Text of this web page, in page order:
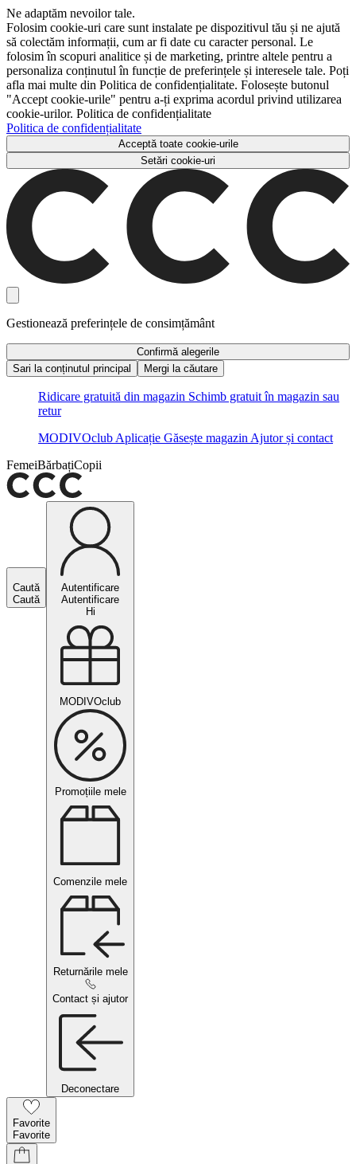
Ne adaptăm nevoilor tale.
Folosim cookie-uri care sunt instalate pe dispozitivul tău și ne ajută
să colectăm informații, cum ar fi date cu caracter personal. Le
folosim în scopuri analitice și de marketing, printre altele pentru a
personaliza conținutul în funcție de preferințele și interesele tale. Poți
afla mai multe din Politica de confidențialitate. Folosește butonul
"Accept cookie-urile" pentru a-ți exprima acordul privind utilizarea
cookie-urilor. Politica de confidențialitate
Politica de confidențialitate
Acceptă toate cookie-urile
Setări cookie-uri
Gestionează preferințele de consimțământ
Confirmă alegerile
Sari la conținutul principal
Mergi la căutare
Ridicare gratuită din magazin Schimb gratuit în magazin sau
retur
MODIVOclub Aplicație Găsește magazin Ajutor și contact
FemeiBărbațiCopii
Caută
Caută
Autentificare
Autentificare
Hi
MODIVOclub
Promoțiile mele
Comenzile mele
Returnările mele
Contact și ajutor
Deconectare
Favorite
Favorite